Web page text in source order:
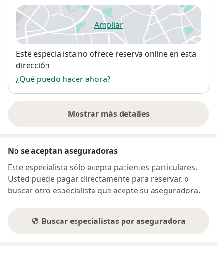
Ampliarse abre en una nueva
Disponibilidad
Este especialista no ofrece reserva online en esta
dirección
¿Qué puedo hacer ahora?
Mostrar más detalles
sobre la dirección
No se aceptan aseguradoras
Este especialista sólo acepta pacientes particulares.
Usted puede pagar directamente para reservar, o
buscar otro especialista que acepte su aseguradora.
Buscar especialistas por aseguradora